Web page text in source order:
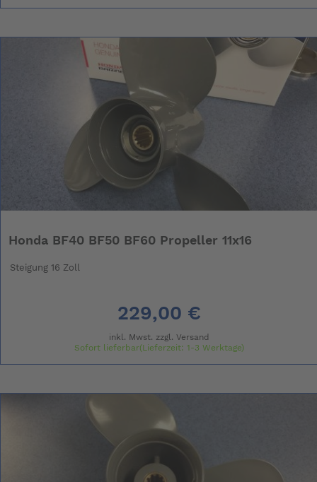
Honda BF40 BF50 BF60 Propeller 11x16
Steigung 16 Zoll
229,00 €
inkl. Mwst. zzgl. Versand
Sofort lieferbar(Lieferzeit: 1-3 Werktage)